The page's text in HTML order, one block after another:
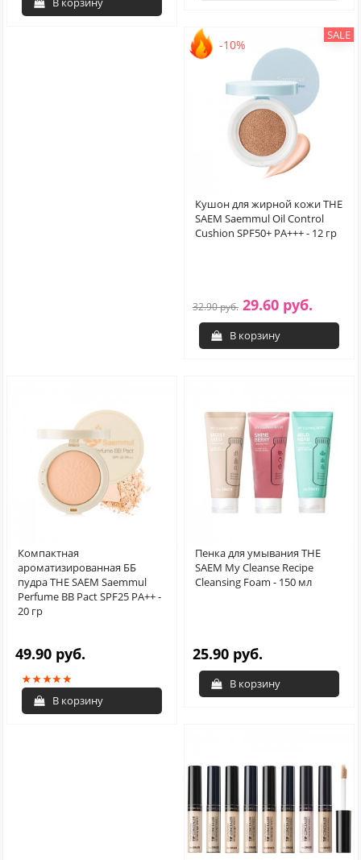
SALE
-10%
Кушон для жирной кожи THE
SAEM Saemmul Oil Control
Cushion SPF50+ PA+++ - 12 гр
32.90 руб. 29.60 руб.
В корзину
Компактная
ароматизированная ББ
пудра THE SAEM Saemmul
Perfume BB Pact SPF25 PA++ -
20 гр
49.90 руб.
В корзину
Пенка для умывания THE
SAEM My Cleanse Recipe
Cleansing Foam - 150 мл
25.90 руб.
В корзину